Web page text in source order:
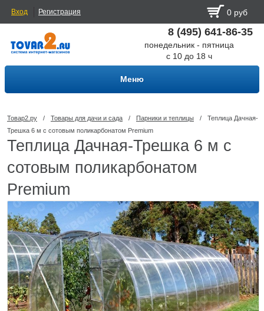
Вход Регистрация 0 руб
8 (495) 641-86-35
понедельник - пятница
с 10 до 18 ч
Меню
Товар2.ру / Товары для дачи и сада / Парники и теплицы /
Теплица Дачная-
Трешка 6 м с сотовым поликарбонатом Premium
Теплица Дачная-Трешка 6 м с
сотовым поликарбонатом
Premium